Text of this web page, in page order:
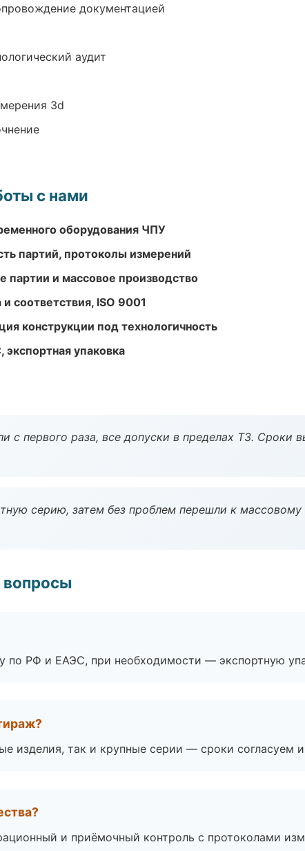
документацией
аудит
3d
с нами
оборудования ЧПУ
партий, протоколы измерений
партии и массовое производство
соответствия, ISO 9001
конструкции под технологичность
упаковка
с первого раза, все допуски в пределах ТЗ. Сроки
серию, затем без проблем перешли к массовому
вопросы
по РФ и ЕАЭС, при необходимости — экспортную
изделия, так и крупные серии — сроки согласуем
и приёмочный контроль с протоколами